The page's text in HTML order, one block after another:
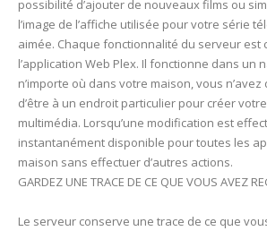
possibilité d’ajouter de nouveaux films ou
l’image de l’affiche utilisée pour votre série
aimée. Chaque fonctionnalité du serveur est
l’application Web Plex. Il fonctionne dans un
n’importe où dans votre maison, vous
d’être à un endroit particulier pour créer
multimédia. Lorsqu’une modification est
instantanément disponible pour toutes les
maison sans effectuer d’autres actions.
GARDEZ UNE TRACE DE CE QUE VOUS AVEZ
Le serveur conserve une trace de ce que